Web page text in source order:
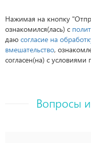
Нажимая на кнопку
ознакомился(лась) с
даю согласие на
вмешательство,
согласен(на) с условиями
Вопросы